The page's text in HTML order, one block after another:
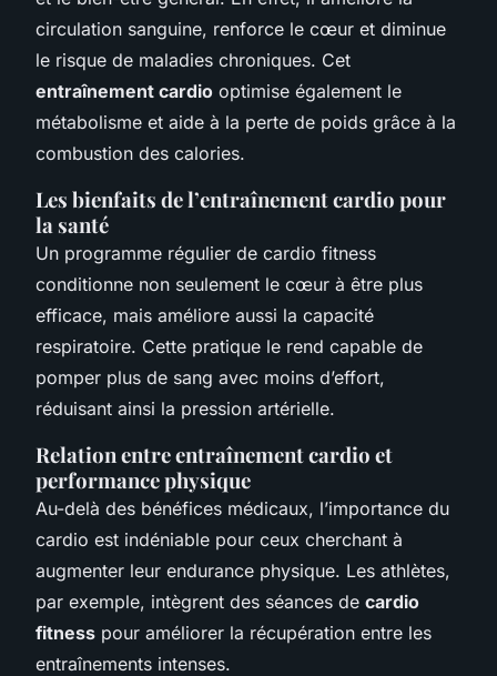
circulation sanguine, renforce le cœur et diminue
le risque de maladies chroniques. Cet
entraînement cardio optimise également le
métabolisme et aide à la perte de poids grâce à la
combustion des calories.
Les bienfaits de l’entraînement cardio pour
la santé
Un programme régulier de cardio fitness
conditionne non seulement le cœur à être plus
efficace, mais améliore aussi la capacité
respiratoire. Cette pratique le rend capable de
pomper plus de sang avec moins d’effort,
réduisant ainsi la pression artérielle.
Relation entre entraînement cardio et
performance physique
Au-delà des bénéfices médicaux, l’importance du
cardio est indéniable pour ceux cherchant à
augmenter leur endurance physique. Les athlètes,
par exemple, intègrent des séances de cardio
fitness pour améliorer la récupération entre les
entraînements intenses.